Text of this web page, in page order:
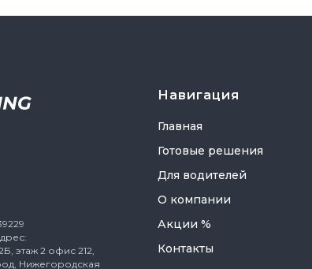
этаж 2 офис 212,
Нижегородская
Навигация
Главная
Готовые решения
Для водителей
О компании
Акции %
Контакты